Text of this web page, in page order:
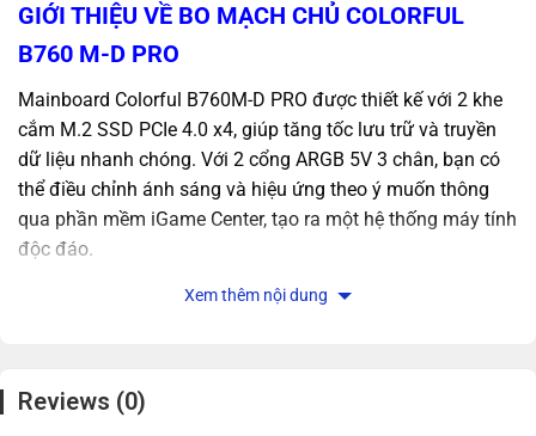
GIỚI THIỆU VỀ BO MẠCH CHỦ COLORFUL
B760 M-D PRO
Mainboard Colorful B760M-D PRO được thiết kế với 2 khe
cắm M.2 SSD PCIe 4.0 x4, giúp tăng tốc lưu trữ và truyền
dữ liệu nhanh chóng. Với 2 cổng ARGB 5V 3 chân, bạn có
thể điều chỉnh ánh sáng và hiệu ứng theo ý muốn thông
qua phần mềm iGame Center, tạo ra một hệ thống máy tính
độc đáo.
Bo mạch chủ này cung cấp hiệu suất lưu trữ và tốc độ
Sử dụng chipset Intel B760 và hỗ trợ bộ xử lý Intel thế hệ
Xem thêm nội dung
Reviews (0)